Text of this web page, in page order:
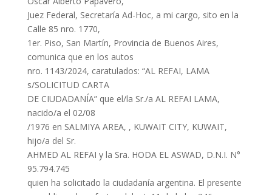
Juez Federal, Secretaría Ad-Hoc, a mi cargo, sito en la
Calle 85 nro. 1770,
1er. Piso, San Martín, Provincia de Buenos Aires,
comunica que en los autos
nro. 1143/2024, caratulados: “AL REFAI, LAMA
s/SOLICITUD CARTA
DE CIUDADANÍA” que el/la Sr./a AL REFAI LAMA,
nacido/a el 02/08
/1976 en SALMIYA AREA, , KUWAIT CITY, KUWAIT,
hijo/a del Sr.
AHMED AL REFAI y la Sra. HODA EL ASWAD, D.N.I. N°
95.794.745
quien ha solicitado la ciudadanía argentina. El presente